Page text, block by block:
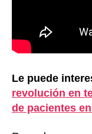
Le puede
revolución en
de pacientes